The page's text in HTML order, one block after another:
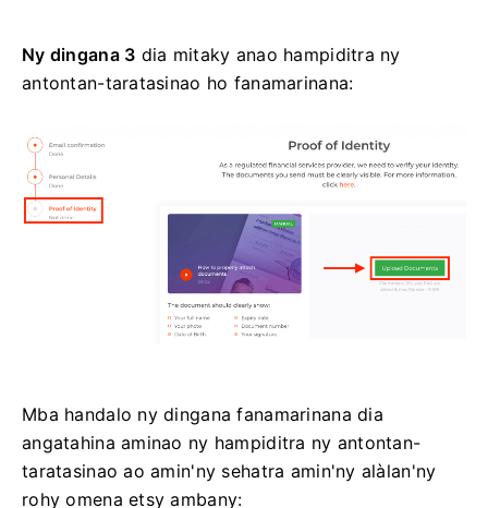
Ny dingana 3 dia mitaky anao hampiditra ny
antontan-taratasinao ho fanamarinana:
Mba handalo ny dingana fanamarinana dia
angatahina aminao ny hampiditra ny antontan-
taratasinao ao amin'ny sehatra amin'ny alàlan'ny
rohy omena etsy ambany: